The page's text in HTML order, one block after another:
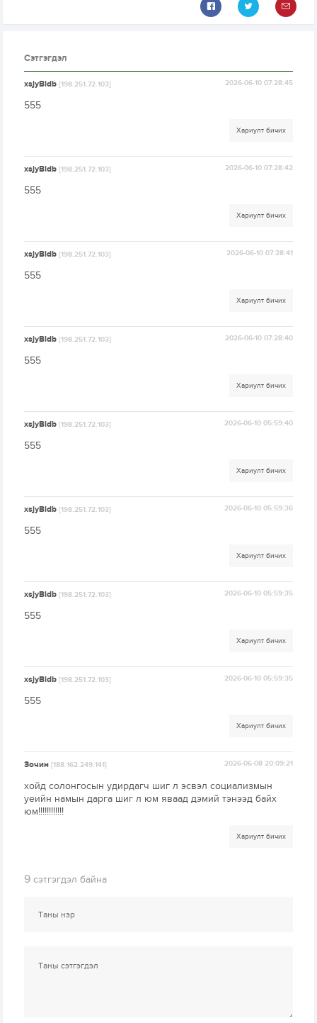
Сэтгэгдэл
xsjyBldb[198.251.72.103] 2026-06-10 07:28:45
555
Хариулт бичих
xsjyBldb[198.251.72.103] 2026-06-10 07:28:42
555
Хариулт бичих
xsjyBldb[198.251.72.103] 2026-06-10 07:28:41
555
Хариулт бичих
xsjyBldb[198.251.72.103] 2026-06-10 07:28:40
555
Хариулт бичих
xsjyBldb[198.251.72.103] 2026-06-10 05:59:40
555
Хариулт бичих
xsjyBldb[198.251.72.103] 2026-06-10 05:59:36
555
Хариулт бичих
xsjyBldb[198.251.72.103] 2026-06-10 05:59:35
555
Хариулт бичих
xsjyBldb[198.251.72.103] 2026-06-10 05:59:35
555
Хариулт бичих
Зочин[188.162.249.141] 2026-06-08 20:09:21
хойд солонгосын удирдагч шиг л эсвэл социализмын
уеийн намын дарга шиг л юм яваад дэмий тэнээд байх
юм!!!!!!!!!!!!
Хариулт бичих
9 сэтгэгдэл байна